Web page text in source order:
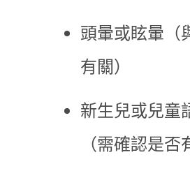
頭暈或眩暈（
有關）
新生兒或兒童
（需確認是否